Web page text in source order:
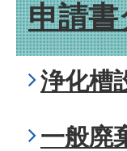
申請
浄化槽
一般廃